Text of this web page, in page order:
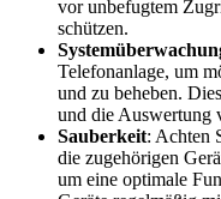
vor unbefugtem
schützen.
Telefonanlage, um
und zu beheben.
und die Auswertung
Sauberkeit: Achten
die zugehörigen
um eine optimale